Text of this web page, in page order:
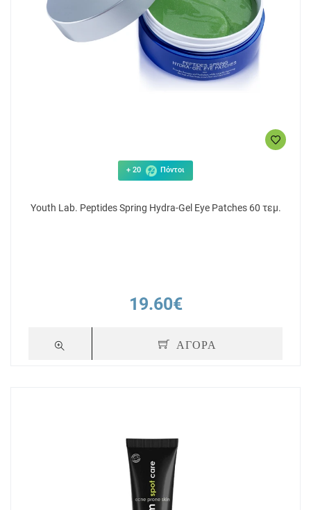
+ 20 Πόντοι
Youth Lab. Peptides Spring Hydra-Gel Eye Patches 60 τεμ.
19.60€
ΑΓΟΡΑ